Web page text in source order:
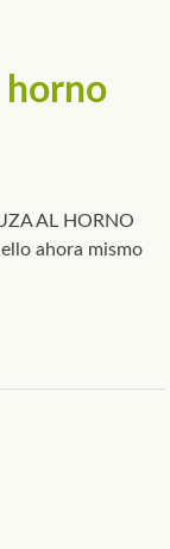
horno
AL HORNO
ahora mismo